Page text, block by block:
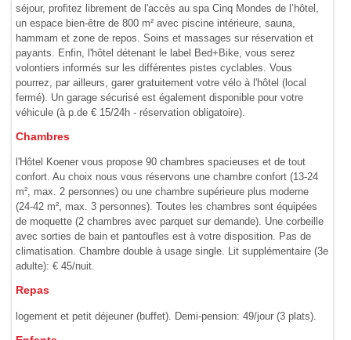
séjour, profitez librement de l'accès au spa Cinq Mondes de l’hôtel,
un espace bien-être de 800 m² avec piscine intérieure, sauna,
hammam et zone de repos. Soins et massages sur réservation et
payants. Enfin, l'hôtel détenant le label Bed+Bike, vous serez
volontiers informés sur les différentes pistes cyclables. Vous
pourrez, par ailleurs, garer gratuitement votre vélo à l'hôtel (local
fermé). Un garage sécurisé est également disponible pour votre
véhicule (à p.de € 15/24h - réservation obligatoire).
Chambres
l'Hôtel Koener vous propose 90 chambres spacieuses et de tout
confort. Au choix nous vous réservons une chambre confort (13-24
m², max. 2 personnes) ou une chambre supérieure plus moderne
(24-42 m², max. 3 personnes). Toutes les chambres sont équipées
de moquette (2 chambres avec parquet sur demande). Une corbeille
avec sorties de bain et pantoufles est à votre disposition. Pas de
climatisation. Chambre double à usage single. Lit supplémentaire (3e
adulte): € 45/nuit.
Repas
logement et petit déjeuner (buffet). Demi-pension: 49/jour (3 plats).